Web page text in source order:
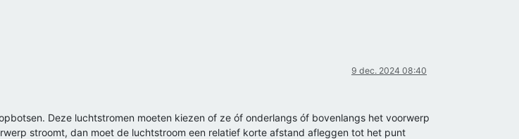
9 dec. 2024 08:40
Deze luchtstromen moeten kiezen of ze óf onderlangs óf bovenlangs het voorwerp
stroomt, dan moet de luchtstroom een relatief korte afstand afleggen tot het punt